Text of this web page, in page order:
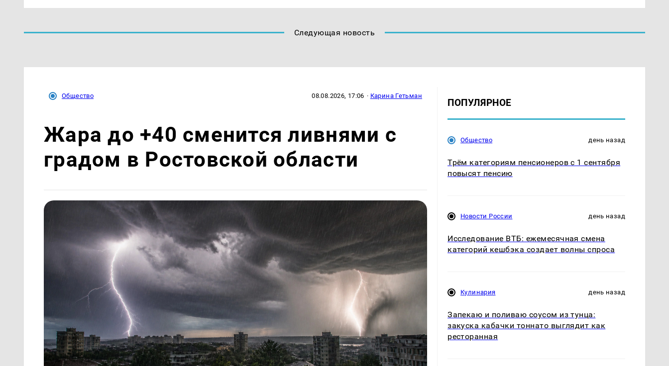
Следующая новость
Общество 08.08.2026, 17:06 · Карина Гетьман
Жара до +40 сменится ливнями с
градом в Ростовской области
ПОПУЛЯРНОЕ
Общество день назад
Трём категориям пенсионеров с 1 сентября
повысят пенсию
Новости России день назад
Исследование ВТБ: ежемесячная смена
категорий кешбэка создает волны спроса
Кулинария день назад
Запекаю и поливаю соусом из тунца:
закуска кабачки тоннато выглядит как
ресторанная